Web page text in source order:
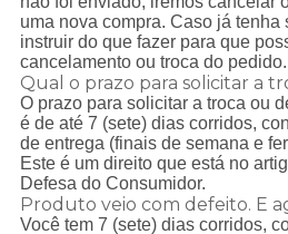
uma nova compra. Caso já tenha
instruir do que fazer para que
cancelamento ou troca do pedido.
Qual o prazo para solicitar a
O prazo para solicitar a troca ou
é de até 7 (sete) dias corridos,
de entrega (finais de semana e
Este é um direito que está no
Defesa do Consumidor.
Produto veio com defeito. E
Você tem 7 (sete) dias corridos,